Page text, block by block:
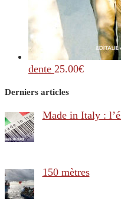
dente 25.00€
Derniers articles
Made in Italy :
150 mètres